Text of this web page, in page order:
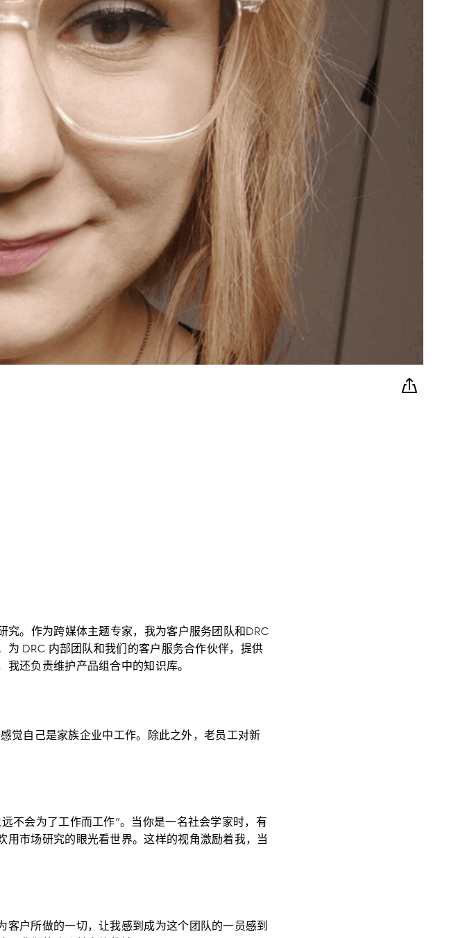
究。作为跨媒体主题专家，我为客户服务团队和DRC
DRC 内部团队和我们的客户服务合作伙伴，提供
我还负责维护产品组合中的知识库。
觉自己是家族企业中工作。除此之外，老员工对新
不会为了工作而工作”。当你是一名社会学家时，有
市场研究的眼光看世界。这样的视角激励着我，当
户所做的一切，让我感到成为这个团队的一员感到